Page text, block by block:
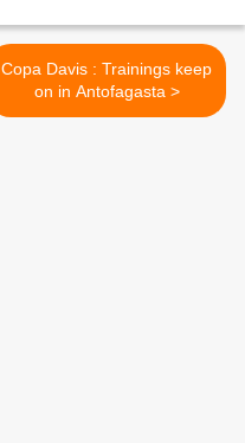
Copa Davis : Trainings keep
on in Antofagasta >